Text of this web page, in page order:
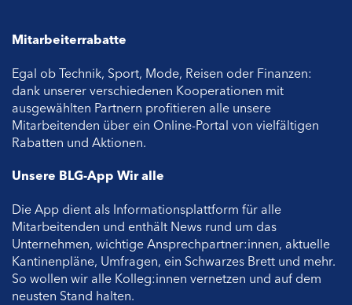
Mitarbeiterrabatte
Egal ob Technik, Sport, Mode, Reisen oder Finanzen:
dank unserer verschiedenen Kooperationen mit
ausgewählten Partnern profitieren alle unsere
Mitarbeitenden über ein Online-Portal von vielfältigen
Rabatten und Aktionen.
Unsere BLG-App Wir alle
Die App dient als Informationsplattform für alle
Mitarbeitenden und enthält News rund um das
Unternehmen, wichtige Ansprechpartner:innen, aktuelle
Kantinenpläne, Umfragen, ein Schwarzes Brett und mehr.
So wollen wir alle Kolleg:innen vernetzen und auf dem
neusten Stand halten.